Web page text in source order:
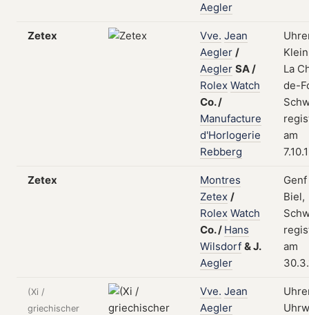
Aegler
Zetex Vve. Jean
Aegler /
Aegler SA/
Rolex Watch
Co./
Manufacture
d'Horlogerie
Rebberg
La
de-
am
Zetex
Montres
Zetex /
Rolex Watch
Co./ Hans
Wilsdorf &J.
Aegler
Biel,
am
(Xi /
griechischer
Vve. Jean
Aegler